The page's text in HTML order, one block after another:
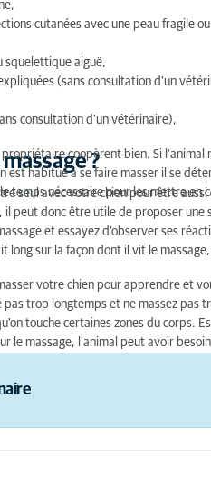
cutanées avec une peau fragile
squelettique aiguë,
(sans consultation d'un
consultation d'un vétérinaire),
?
coopèrent bien. Si
est habitué à se faire masser il se
temps nécessaire pour les mettre en
seul avec votre chien pour être
peut donc être utile de proposer une
et essayez d'observer ses
long sur la façon dont il vit le
votre chien pour apprendre et
trop longtemps et ne massez
touche certaines zones du corps.
le massage, l'animal peut avoir